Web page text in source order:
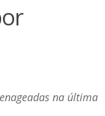
na última